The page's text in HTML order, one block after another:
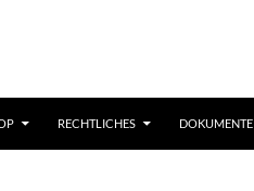
RECHTLICHES DOKUMENTE